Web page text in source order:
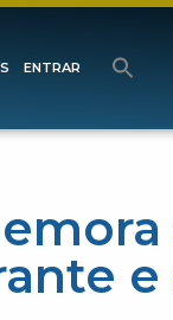
ENTRAR
e